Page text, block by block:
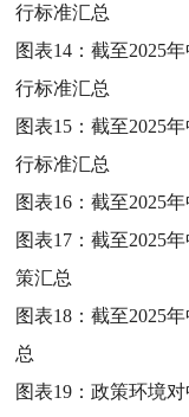
行标准汇总
图表14：截至2025
行标准汇总
图表15：截至2025
行标准汇总
图表16：截至2025
图表17：截至2025
策汇总
图表18：截至2025
总
图表19：政策环境